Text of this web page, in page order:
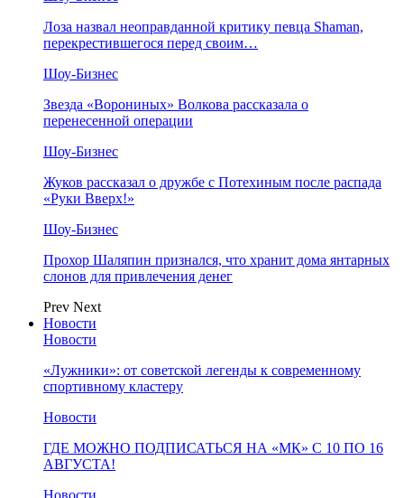
Лоза назвал неоправданной критику певца Shaman,
перекрестившегося перед своим…
Шоу-Бизнес
Звезда «Ворониных» Волкова рассказала о
перенесенной операции
Шоу-Бизнес
Жуков рассказал о дружбе с Потехиным после распада
«Руки Вверх!»
Шоу-Бизнес
Прохор Шаляпин признался, что хранит дома янтарных
слонов для привлечения денег
Prev Next
Новости
Новости
«Лужники»: от советской легенды к современному
спортивному кластеру
Новости
ГДЕ МОЖНО ПОДПИСАТЬСЯ НА «МК» С 10 ПО 16
АВГУСТА!
Новости